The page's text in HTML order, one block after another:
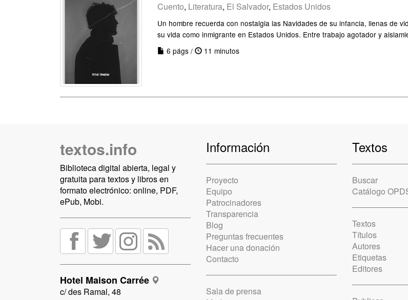
Cuento, Literatura, El Salvador, Estados Unidos
Un hombre recuerda con nostalgia las Navidades de su infancia, llenas de
su vida como inmigrante en Estados Unidos. Entre trabajo agotador y
6 págs /
11 minutos
textos.info
Biblioteca digital abierta, legal y
gratuita para textos y libros en
formato electrónico: online, PDF,
ePub, Mobi.
Hotel Maison Carrée
c/ des Ramal, 48
Información
Proyecto
Equipo
Patrocinadores
Transparencia
Blog
Preguntas frecuentes
Hacer una donación
Contacto
Sala de prensa
Textos
Buscar
Catálogo
Textos
Títulos
Autores
Etiquetas
Editores